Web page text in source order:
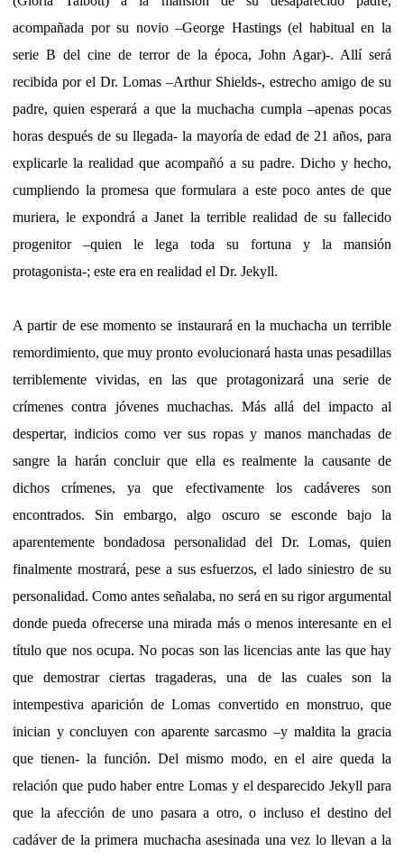
acompañada por su novio –George Hastings (el habitual en la
serie B del cine de terror de la época, John Agar)-. Allí será
recibida por el Dr. Lomas –Arthur Shields-, estrecho amigo de su
padre, quien esperará a que la muchacha cumpla –apenas pocas
horas después de su llegada- la mayoría de edad de 21 años, para
explicarle la realidad que acompañó a su padre. Dicho y hecho,
cumpliendo la promesa que formulara a este poco antes de que
muriera, le expondrá a Janet la terrible realidad de su fallecido
progenitor –quien le lega toda su fortuna y la mansión
protagonista-; este era en realidad el Dr. Jekyll.
A partir de ese momento se instaurará en la muchacha un terrible
remordimiento, que muy pronto evolucionará hasta unas pesadillas
terriblemente vividas, en las que protagonizará una serie de
crímenes contra jóvenes muchachas. Más allá del impacto al
despertar, indicios como ver sus ropas y manos manchadas de
sangre la harán concluir que ella es realmente la causante de
dichos crímenes, ya que efectivamente los cadáveres son
encontrados. Sin embargo, algo oscuro se esconde bajo la
aparentemente bondadosa personalidad del Dr. Lomas, quien
finalmente mostrará, pese a sus esfuerzos, el lado siniestro de su
personalidad. Como antes señalaba, no será en su rigor argumental
donde pueda ofrecerse una mirada más o menos interesante en el
título que nos ocupa. No pocas son las licencias ante las que hay
que demostrar ciertas tragaderas, una de las cuales son la
intempestiva aparición de Lomas convertido en monstruo, que
inician y concluyen con aparente sarcasmo –y maldita la gracia
que tienen- la función. Del mismo modo, en el aire queda la
relación que pudo haber entre Lomas y el desparecido Jekyll para
que la afección de uno pasara a otro, o incluso el destino del
cadáver de la primera muchacha asesinada una vez lo llevan a la